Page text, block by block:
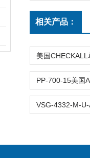
相关产品：